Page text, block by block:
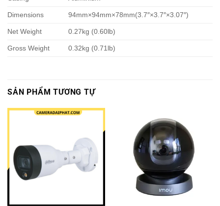
Dimensions 94mm×94mm×78mm(3.7″×3.7″×3.07″)
Net Weight 0.27kg (0.60lb)
Gross Weight 0.32kg (0.71lb)
SẢN PHẨM TƯƠNG TỰ